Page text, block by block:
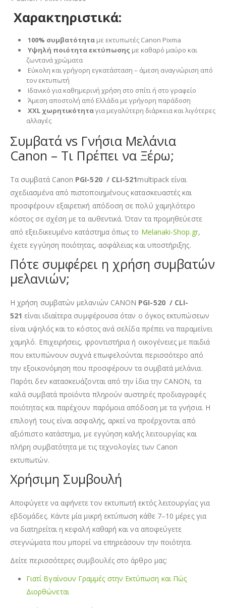
Χαρακτηριστικά:
100% συμβατότητα με εκτυπωτές Canon Pixma
Υψηλή ποιότητα εκτύπωσης με καθαρό μαύρο και
ζωντανά χρώματα
Εύκολη και γρήγορη εγκατάσταση – άμεση αναγνώριση από
τον εκτυπωτή
Ιδανικό για καθημερινή χρήση στο σπίτι ή στο γραφείο
Άμεση αποστολή από Ελλάδα με γρήγορη παράδοση
XXL χωρητικότηταγια μεγαλύτερη διάρκεια και λιγότερες
αλλαγές
Συμβατά vs Γνήσια Μελάνια
Canon – Τι Πρέπει να Ξέρω;
Τα συμβατά Canon PGI-520 / CLI-521multipack είναι
σχεδιασμένα από πιστοποιημένους κατασκευαστές και
προσφέρουν εξαιρετική απόδοση σε πολύ χαμηλότερο
κόστος σε σχέση με τα αυθεντικά. Όταν τα προμηθεύεστε
από εξειδικευμένο κατάστημα όπως το Melanaki-Shop.gr,
έχετε εγγύηση ποιότητας, ασφάλειας και υποστήριξης.
Πότε συμφέρει η χρήση συμβατών
μελανιών;
Η χρήση συμβατών μελανιών CANON PGI-520 / CLI-
521 είναι ιδιαίτερα συμφέρουσα όταν ο όγκος εκτυπώσεων
είναι υψηλός και το κόστος ανά σελίδα πρέπει να παραμείνει
χαμηλό. Επιχειρήσεις, φροντιστήρια ή οικογένειες με παιδιά
που εκτυπώνουν συχνά επωφελούνται περισσότερο από
την εξοικονόμηση που προσφέρουν τα συμβατά μελάνια.
Παρότι δεν κατασκευάζονται από την ίδια την CANON, τα
καλά συμβατά προϊόντα πληρούν αυστηρές προδιαγραφές
ποιότητας και παρέχουν παρόμοια απόδοση με τα γνήσια. Η
επιλογή τους είναι ασφαλής, αρκεί να προέρχονται από
αξιόπιστο κατάστημα, με εγγύηση καλής λειτουργίας και
πλήρη συμβατότητα με τις τεχνολογίες των Canon
εκτυπωτών.
Χρήσιμη Συμβουλή
Αποφύγετε να αφήνετε τον εκτυπωτή εκτός λειτουργίας για
εβδομάδες. Κάντε μία μικρή εκτύπωση κάθε 7–10 μέρες για
να διατηρείται η κεφαλή καθαρή και να αποφεύγετε
στεγνώματα που μπορεί να επηρεάσουν την ποιότητα.
Δείτε περισσότερες συμβουλές στο άρθρο μας:
Γιατί Βγαίνουν Γραμμές στην Εκτύπωση και Πώς
Διορθώνεται